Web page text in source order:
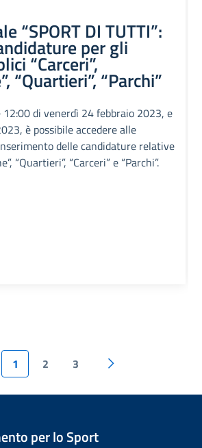
“SPORT DI TUTTI”:
per gli
“Carceri”,
“Quartieri”, “Parchi”
di venerdì 24 febbraio 2023, e
è possibile accedere alle
delle candidature relative
“Quartieri”, “Carceri” e “Parchi”.
1 2 3
per lo Sport